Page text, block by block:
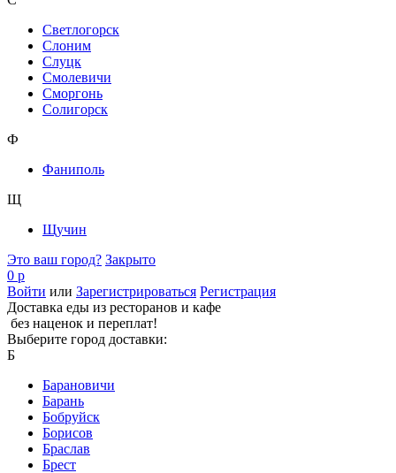
Светлогорск
Слоним
Слуцк
Смолевичи
Сморгонь
Солигорск
Ф
Фаниполь
Щ
Щучин
Это ваш город? Закрыто
0 р
Войти или Зарегистрироваться Регистрация
Доставка еды из ресторанов и кафе
без наценок и переплат!
Выберите город доставки:
Б
Барановичи
Барань
Бобруйск
Борисов
Браслав
Брест